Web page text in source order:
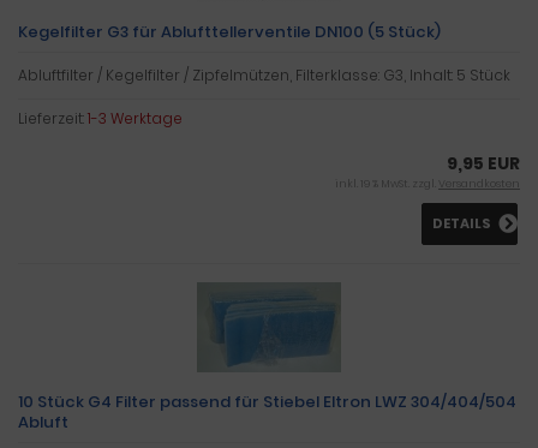
Kegelfilter G3 für Ablufttellerventile DN100 (5 Stück)
Abluftfilter / Kegelfilter / Zipfelmützen, Filterklasse: G3, Inhalt: 5 Stück
Lieferzeit:1-3 Werktage
9,95 EUR
inkl. 19 % MwSt. zzgl. Versandkosten
DETAILS
10 Stück G4 Filter passend für Stiebel Eltron LWZ 304/404/504
Abluft